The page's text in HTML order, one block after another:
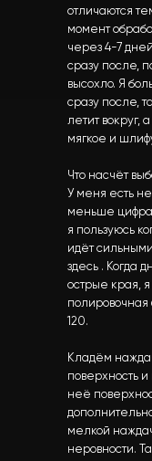
отличаются
момент
через 4-7
сразу после,
высохло. Я
сразу после,
летит вокруг,
мягкое и
Что насчёт
У меня есть
меньше цифра
я пользуюсь
идёт
здесь . Когда
острые края, я
полировочная
120.
Кладём
поверхность
неё
мелкой
неровности.